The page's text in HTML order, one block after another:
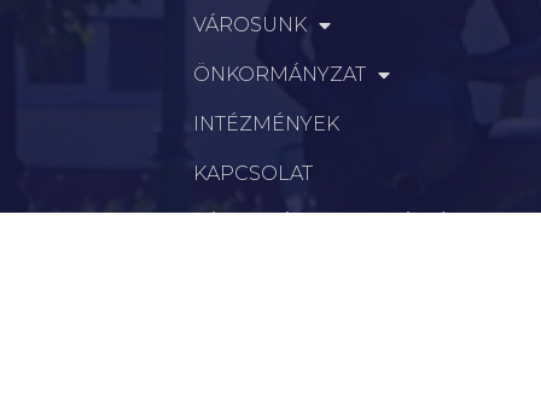
VÁROSUNK
ÖNKORMÁNYZAT
INTÉZMÉNYEK
KAPCSOLAT